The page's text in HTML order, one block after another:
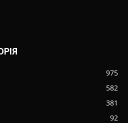
975
582
381
92